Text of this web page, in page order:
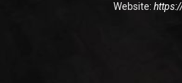
Website: